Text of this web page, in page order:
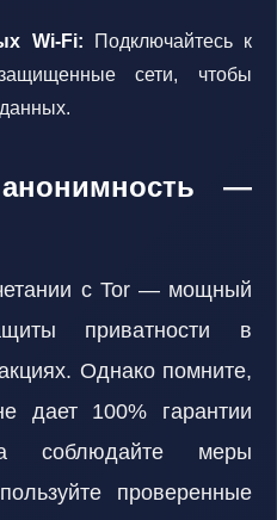
Wi-Fi: Подключайтесь к
сети, чтобы
—
с Tor — мощный
приватности в
Однако помните,
дает 100% гарантии
соблюдайте меры
проверенные